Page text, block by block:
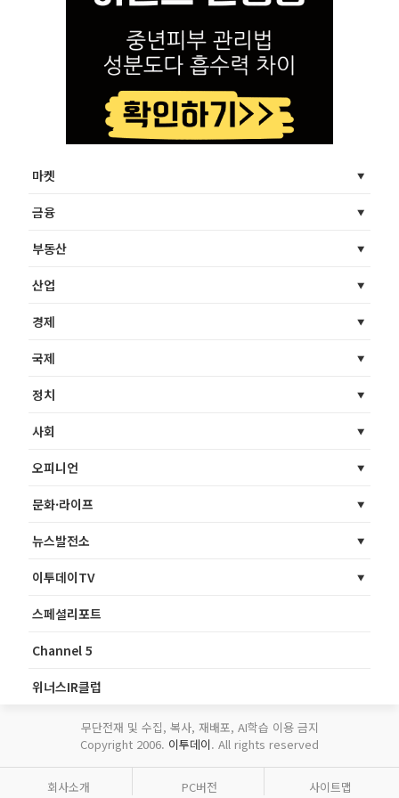
마켓
금융
부동산
산업
경제
국제
정치
사회
오피니언
문화·라이프
뉴스발전소
이투데이TV
스페셜리포트
Channel 5
위너스IR클럽
무단전재 및 수집, 복사, 재배포, AI학습 이용 금지
Copyright 2006. 이투데이. All rights reserved
회사소개 PC버전 사이트맵